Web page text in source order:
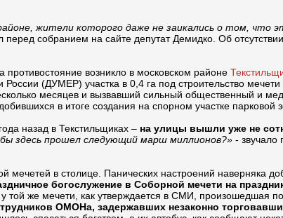
жители которого даже не заикались о том, что
перед собранием на сайте депутат Демидко. Об
возникло в московском районе
(ДУМЕР) участка в 0,4 га под строительство
месяцев и вызвавший сильный общественный и
в итоге создания на спорном участке парковой
назад в Текстильщиках – на улицы вышли уже не
здесь прошел следующий марш миллионов?» - звучало
в столице. Панических настроений наверняка
богослужение в Соборной мечети на
у той же мечети, как утверждается в СМИ, произошедшая
ОМОНа, задержавших незаконно